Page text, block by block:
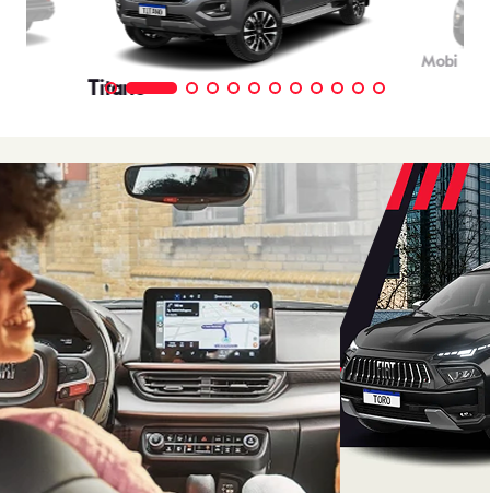
Titano
Mobi